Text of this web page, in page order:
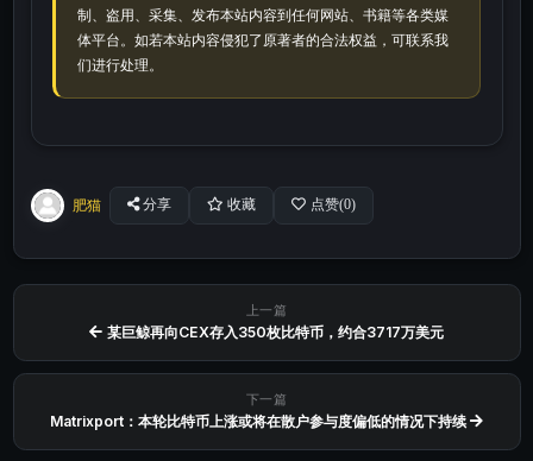
制、盗用、采集、发布本站内容到任何网站、书籍等各类媒
体平台。如若本站内容侵犯了原著者的合法权益，可联系我
们进行处理。
肥猫 分享 收藏 点赞(0)
上一篇
某巨鲸再向CEX存入350枚比特币，约合3717万美元
下一篇
Matrixport：本轮比特币上涨或将在散户参与度偏低的情况下持续